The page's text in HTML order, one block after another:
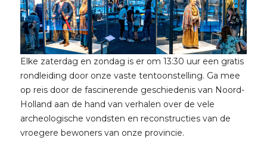
Elke zaterdag en zondag is er om 13:30 uur een gratis
rondleiding door onze vaste tentoonstelling. Ga mee
op reis door de fascinerende geschiedenis van Noord-
Holland aan de hand van verhalen over de vele
archeologische vondsten en reconstructies van de
vroegere bewoners van onze provincie.